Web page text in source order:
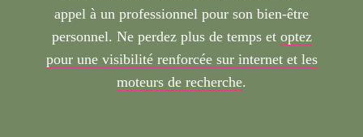
appel à un professionnel pour son bien-être
personnel. Ne perdez plus de temps et optez
pour une visibilité renforcée sur internet et les
moteurs de recherche.